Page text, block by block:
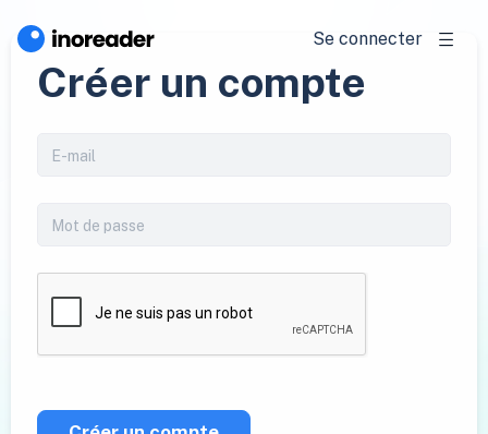
Se connecter
Créer un compte